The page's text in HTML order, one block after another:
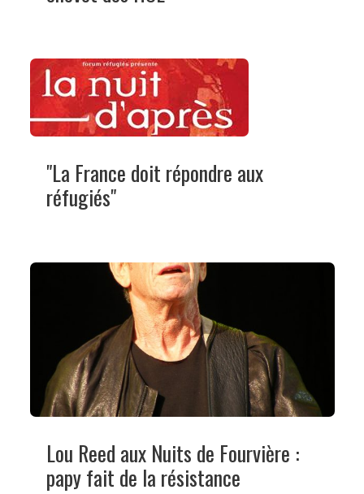
"La France doit répondre aux
réfugiés"
Lou Reed aux Nuits de Fourvière :
papy fait de la résistance